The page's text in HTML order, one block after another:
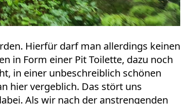
Hierfür darf man allerdings keinen
in Form einer Pit Toilette, dazu noch
in einer unbeschreiblich schönen
hier vergeblich. Das stört uns
Als wir nach der anstrengenden